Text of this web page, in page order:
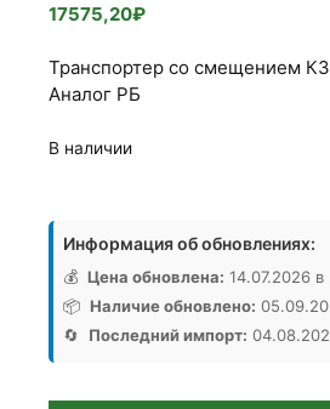
17575,20₽
Транспортер со смещением
Аналог РБ
В наличии
товара
Транспортер
со
смещением
КЗК-12-
1807300-
Информация об обновлениях:
💰 Цена обновлена: 14.07.2026 в
📦 Наличие обновлено:
🔄
Последний импорт: